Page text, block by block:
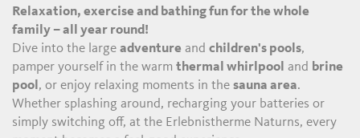
Relaxation, exercise and bathing fun for the whole
family – all year round!
Dive into the largeadventure andchildren's pools,
pamper yourself in the warmthermal whirlpool and brine
pool , or enjoy relaxing moments in thesauna area.
Whether splashing around, recharging your batteries or
simply switching off, at the Erlebnistherme Naturns, every